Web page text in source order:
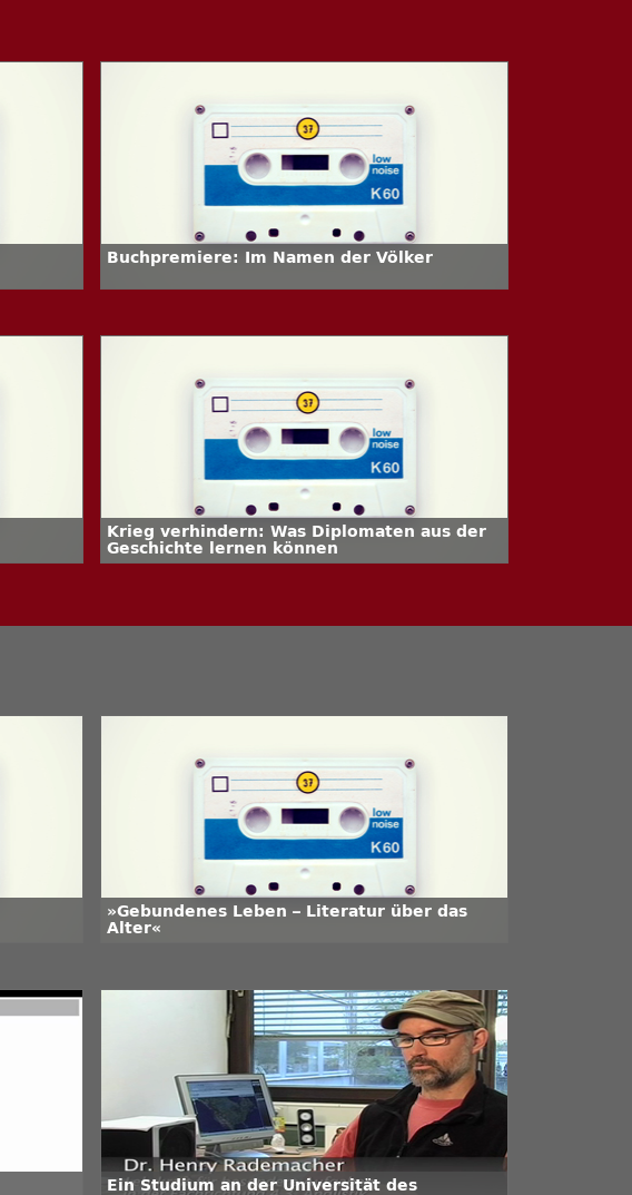
Buchpremiere: Im Namen der Völker
Krieg verhindern: Was Diplomaten aus der
Geschichte lernen können
»Gebundenes Leben – Literatur über das
Alter«
Ein Studium an der Universität des